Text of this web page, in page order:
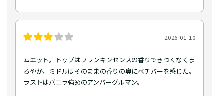
2026-01-10
ムエット。トップはフランキンセンスの香りできつくなくま
ろやか。ミドルはそのままの香りの奥にベチバーを感じた。
ラストはバニラ強めのアンバーグルマン。